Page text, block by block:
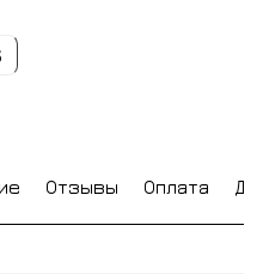
Отзывы Оплата